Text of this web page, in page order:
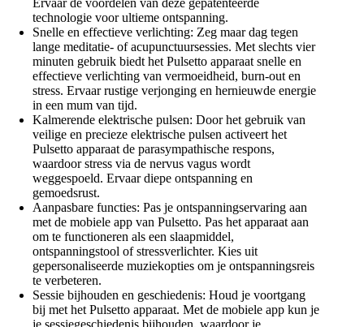
Ervaar de voordelen van deze gepatenteerde
technologie voor ultieme ontspanning.
Snelle en effectieve verlichting: Zeg maar dag tegen
lange meditatie- of acupunctuursessies. Met slechts vier
minuten gebruik biedt het Pulsetto apparaat snelle en
effectieve verlichting van vermoeidheid, burn-out en
stress. Ervaar rustige verjonging en hernieuwde energie
in een mum van tijd.
Kalmerende elektrische pulsen: Door het gebruik van
veilige en precieze elektrische pulsen activeert het
Pulsetto apparaat de parasympathische respons,
waardoor stress via de nervus vagus wordt
weggespoeld. Ervaar diepe ontspanning en
gemoedsrust.
Aanpasbare functies: Pas je ontspanningservaring aan
met de mobiele app van Pulsetto. Pas het apparaat aan
om te functioneren als een slaapmiddel,
ontspanningstool of stressverlichter. Kies uit
gepersonaliseerde muziekopties om je ontspanningsreis
te verbeteren.
Sessie bijhouden en geschiedenis: Houd je voortgang
bij met het Pulsetto apparaat. Met de mobiele app kun je